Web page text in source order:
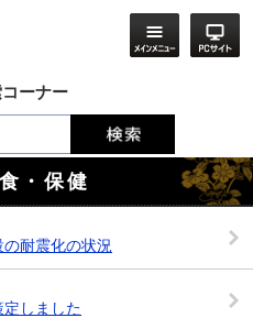
ーナー
・保健
耐震化の状況
しました